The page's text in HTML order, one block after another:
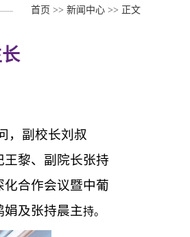
首页 >> 新闻中心 >> 正文
，副校长刘叔
黎、副院长张持
合作会议暨中葡
及张持晨主持。